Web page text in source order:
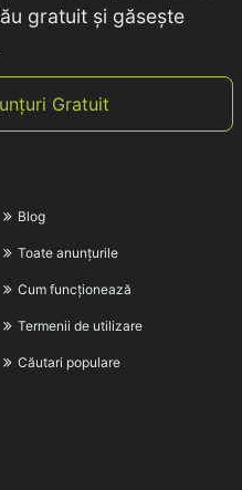
gratuit și găsește
Gratuit
Blog
Toate anunțurile
Cum funcționează
Termenii de utilizare
Căutari populare